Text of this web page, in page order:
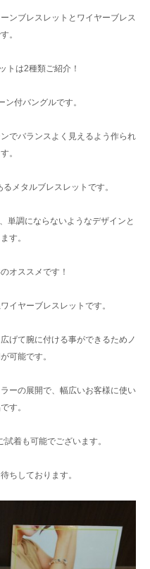
ンブレスレットとワイヤーブレス
。
トは2種類ご紹介！
付バングルです。
でバランスよく見えるよう作られ
。
メタルブレスレットです。
単調にならないようなデザインと
す。
オススメです！
イヤーブレスレットです。
げて腕に付ける事ができるためノ
可能です。
ーの展開で、幅広いお客様に使い
す。
着も可能でございます。
ちしております。